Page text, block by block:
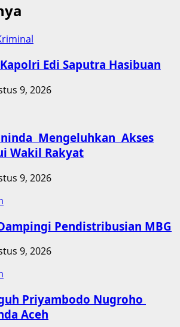
Edi Saputra Hasibuan
9, 2026
Mengeluhkan Akses
Wakil Rakyat
9, 2026
Pendistribusian MBG
9, 2026
Priyambodo Nugroho
Aceh